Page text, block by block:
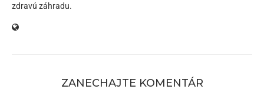
zdravú záhradu.
ZANECHAJTE KOMENTÁR